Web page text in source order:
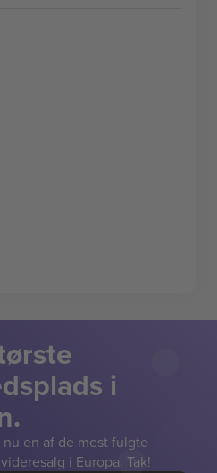
i
en af de mest fulgte
i Europa. Tak!